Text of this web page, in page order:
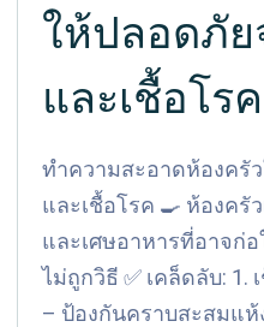
ให้ปลอดภั
และเชื้อโรค
ทำความสะอาดห้องครั
และเชื้อโรค 🍳 ห้องค
และเศษอาหารที่อาจก่
ไม่ถูกวิธี ✅ เคล็ดลับ: 1.
– ป้องกันคราบสะสมแห้